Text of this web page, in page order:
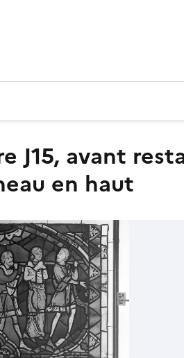
en haut